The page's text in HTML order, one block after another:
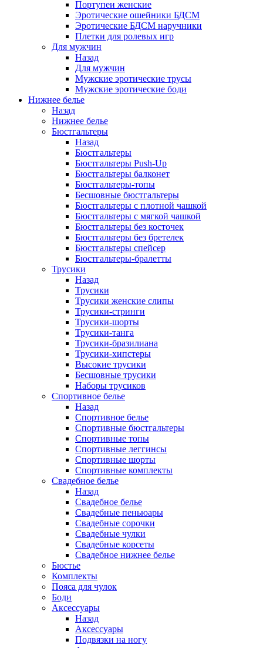
Портупеи женские
Эротические ошейники БДСМ
Эротические БДСМ наручники
Плетки для ролевых игр
Для мужчин
Назад
Для мужчин
Мужские эротические трусы
Мужские эротические боди
Нижнее белье
Назад
Нижнее белье
Бюстгальтеры
Назад
Бюстгальтеры
Бюстгальтеры Push-Up
Бюстгальтеры балконет
Бюстгальтеры-топы
Бесшовные бюстгальтеры
Бюстгальтеры с плотной чашкой
Бюстгальтеры с мягкой чашкой
Бюстгальтеры без косточек
Бюстгальтеры без бретелек
Бюстгальтеры спейсер
Бюстгальтеры-бралетты
Трусики
Назад
Трусики
Трусики женские слипы
Трусики-стринги
Трусики-шорты
Трусики-танга
Трусики-бразилиана
Трусики-хипстеры
Высокие трусики
Бесшовные трусики
Наборы трусиков
Спортивное белье
Назад
Спортивное белье
Спортивные бюстгальтеры
Спортивные топы
Спортивные леггинсы
Спортивные шорты
Спортивные комплекты
Свадебное белье
Назад
Свадебное белье
Свадебные пеньюары
Свадебные сорочки
Свадебные чулки
Свадебные корсеты
Свадебное нижнее белье
Бюстье
Комплекты
Пояса для чулок
Боди
Аксессуары
Назад
Аксессуары
Подвязки на ногу